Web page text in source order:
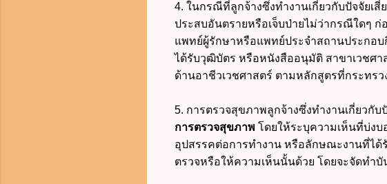
4. ในกรณีที่ลูกจ้างซึ่งทำงานเกี่ยวกับปัจจัยเ
ประสบอันตรายหรือเจ็บป่ายไม่ว่ากรณีใดๆ
แพทย์ผู้รักษาหรือแพทย์ประจำสถานประกอ
ได้รับวุฒิบัตร หรือหนังสืออนุมัติ สาขาเวชศ
ด้านอาชีวเวชศาสตร์ ตามหลักสูตรที่กระทร
5. การตรวจสุขภาพลูกจ้างซึ่งทำงานเกี่ยวกับ
การตรวจสุขภาพ โดยให้ระบุความเห็นที่บ่ง
อุปสรรคต่อการทำงาน หรือลักษณะงานที่ไ
ตรวจหรือให้ความเห็นนั้นด้วย โดยจะจัดทำ